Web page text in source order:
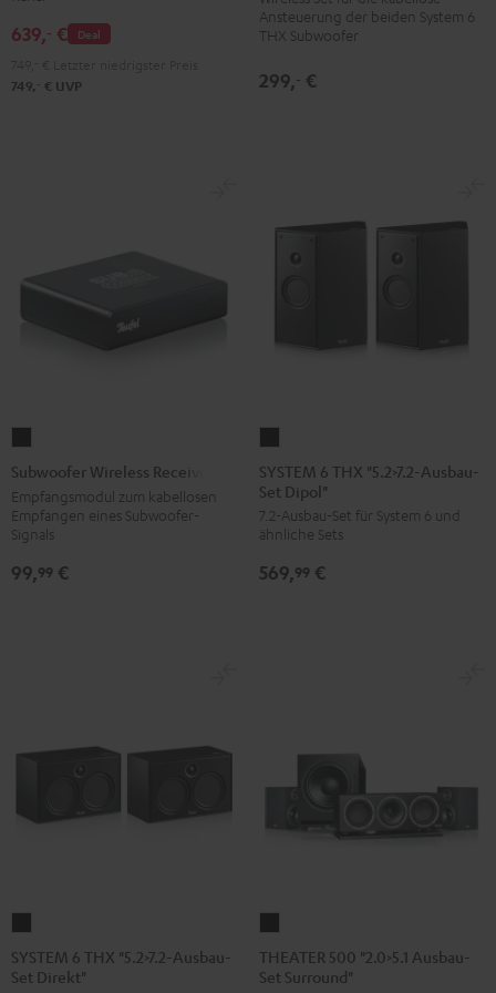
Deal
639,‐ €
749, ‐ € UVP
6
THX
Ansteuerung der beiden System 6
THX Subwoofer
299,‐ €
Wireless
Receiver
Schwarz
Subwoofer Wireless Receiver
Empfangsmodul zum kabellosen
Empfangen eines Subwoofer-
Signals
99,99 €
6
THX
"5.2>7.2-
Ausbau-
Set
SYSTEM 6 THX "5.2>7.2-Ausbau-
Set Dipol"
7.2-Ausbau-Set für System 6 und
ähnliche Sets
569,99 €
6
THX
SYSTEM 6 THX "5.2>7.2-Ausbau-
Set Direkt"
500
"2.0>5.1
THEATER 500 "2.0>5.1 Ausbau-
Set Surround"